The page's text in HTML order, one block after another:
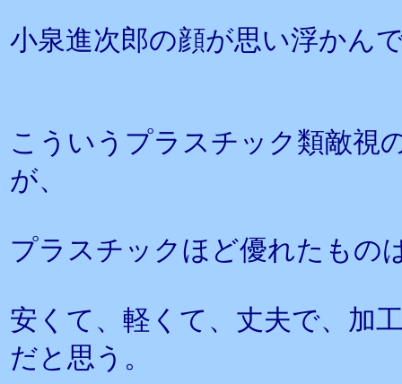
小泉進次郎の顔が思い浮かん
こういうプラスチック類敵視
が、
プラスチックほど優れたもの
安くて、軽くて、丈夫で、加
だと思う。